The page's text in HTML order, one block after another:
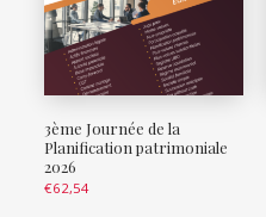
3ème Journée de la
Planification patrimoniale
2026
€62,54